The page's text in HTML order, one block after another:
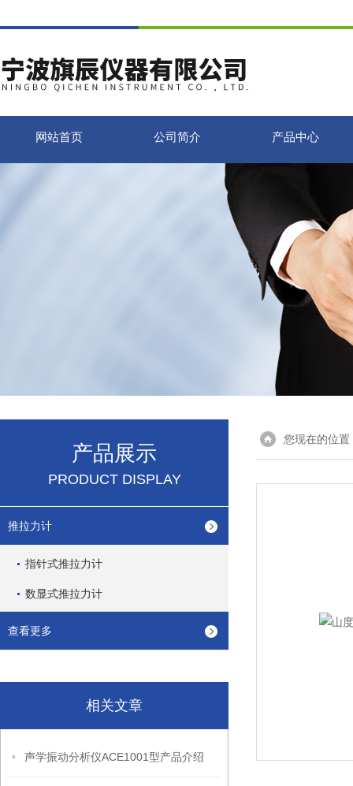
网站首页 公司简介 产品中心
产品展示
PRODUCT DISPLAY
推拉力计
指针式推拉力计
数显式推拉力计
查看更多
相关文章
声学振动分析仪ACE1001型产品介绍
您现在的位置